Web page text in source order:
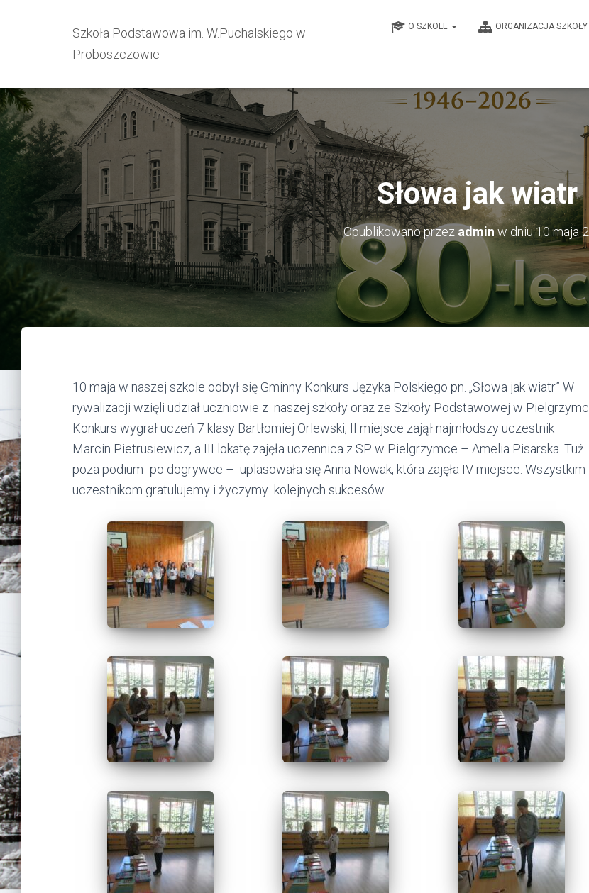
Szkoła Podstawowa im. W.Puchalskiego w
Proboszczowie
O SZKOLE ORGANIZACJA SZKOŁY
Słowa jak wiatr
Opublikowano przez admin w dniu10 maja
10 maja w naszej szkole odbył się Gminny Konkurs Języka Polskiego pn. „Słowa jak wiatr” W
rywalizacji wzięli udział uczniowie z naszej szkoły oraz ze Szkoły Podstawowej w
Konkurs wygrał uczeń 7 klasy Bartłomiej Orlewski, II miejsce zajął najmłodszy uczestnik –
Marcin Pietrusiewicz, a III lokatę zajęła uczennica z SP w Pielgrzymce – Amelia Pisarska. Tuż
poza podium -po dogrywce – uplasowała się Anna Nowak, która zajęła IV miejsce. Wszystkim
uczestnikom gratulujemy i życzymy kolejnych sukcesów.